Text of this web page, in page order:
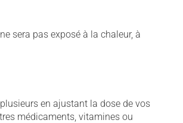
sera pas exposé à la chaleur, à
en ajustant la dose de vos
médicaments, vitamines ou